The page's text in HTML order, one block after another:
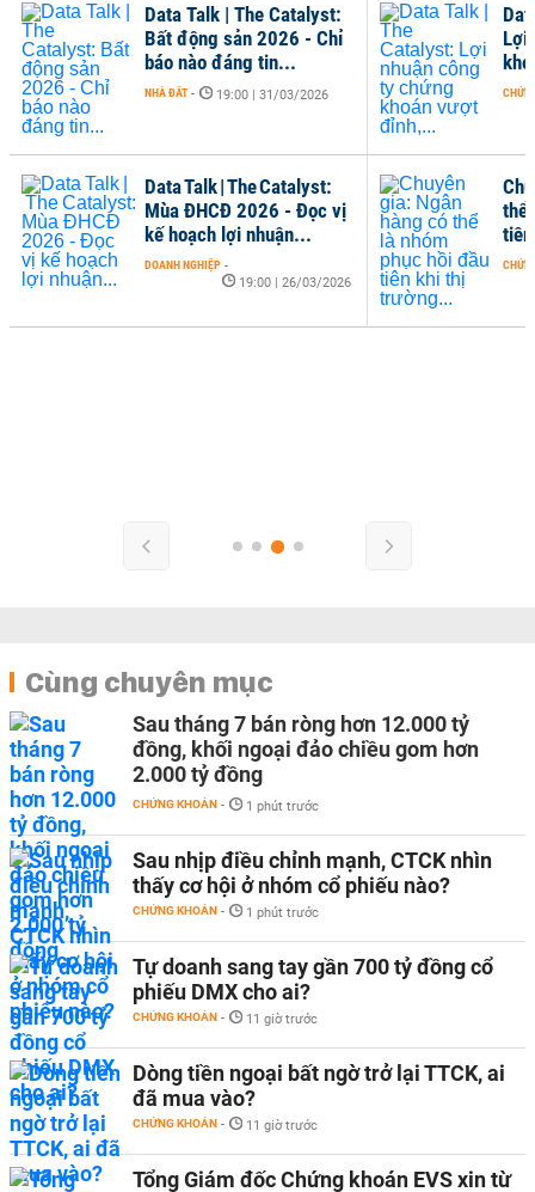
thể
Data Talk | The Catalyst:
Bất động sản 2026 - Chỉ
báo nào đáng tin...
NHÀ ĐẤT - 19:00 | 31/03/2026
Data Talk | The Catalyst:
Mùa ĐHCĐ 2026 - Đọc vị
kế hoạch lợi nhuận...
DOANH NGHIỆP -
19:00 | 26/03/2026
Lợi
Cùng chuyên mục
Sau tháng 7 bán ròng hơn 12.000 tỷ
đồng, khối ngoại đảo chiều gom hơn
2.000 tỷ đồng
CHỨNG KHOÁN - 1 phút trước
Sau nhịp điều chỉnh mạnh, CTCK nhìn
thấy cơ hội ở nhóm cổ phiếu nào?
CHỨNG KHOÁN - 1 phút trước
Tự doanh sang tay gần 700 tỷ đồng cổ
phiếu DMX cho ai?
CHỨNG KHOÁN - 11 giờ trước
Dòng tiền ngoại bất ngờ trở lại TTCK, ai
đã mua vào?
CHỨNG KHOÁN - 11 giờ trước
Tổng Giám đốc Chứng khoán EVS xin từ